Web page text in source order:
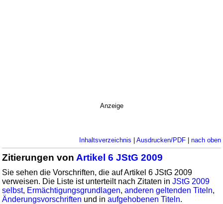
Anzeige
Inhaltsverzeichnis | Ausdrucken/PDF| nach oben
Zitierungen von Artikel 6 JStG 2009
Sie sehen die Vorschriften, die auf Artikel 6 JStG 2009
verweisen. Die Liste ist unterteilt nach Zitaten inJStG 2009
selbst, Ermächtigungsgrundlagen,anderen geltenden Titeln,
Änderungsvorschriften und inaufgehobenen Titeln.